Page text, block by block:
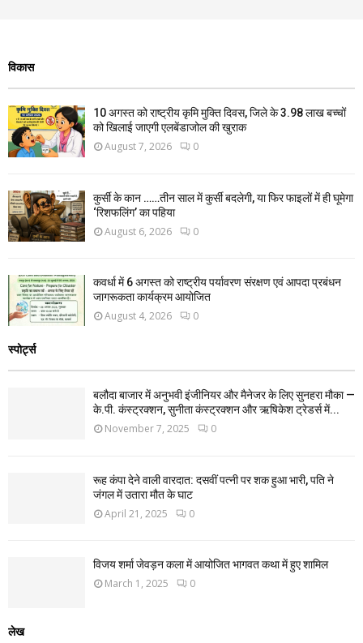
विकास
10 अगस्त को राष्ट्रीय कृमि मुक्ति दिवस, जिले के 3.98 लाख बच्चों
को खिलाई जाएगी एलबेंडाजोल की खुराक
August 7, 2026 0
कुर्सी के कान ……तीन साल में कुर्सी बदलेगी, या फिर फाइलों में ही घूमेगा
‘रिशफलिंग’ का पहिया
August 6, 2026 0
कवर्धा में 6 अगस्त को राष्ट्रीय पर्यावरण संरक्षण एवं आपदा प्रबंधन
जागरूकता कार्यक्रम आयोजित
August 4, 2026 0
स्पोर्ट्स
बलौदा बाजार में अनुभवी इंजीनियर और मैनेजर के लिए सुनहरा मौका —
के.पी. कंस्ट्रक्शन, सुनीता कंस्ट्रक्शन और ऋषिकेश ट्रेडर्स में...
November 7, 2025 0
रूह कंपा देने वाली वारदात: दसवीं पत्नी पर शक हुआ भारी, पति ने
जंगल में उतारा मौत के घाट
April 21, 2025 0
विजय शर्मा जेवड़न कला में आयोजित भागवत कथा में हुए शामिल
March 1, 2025 0
लेख